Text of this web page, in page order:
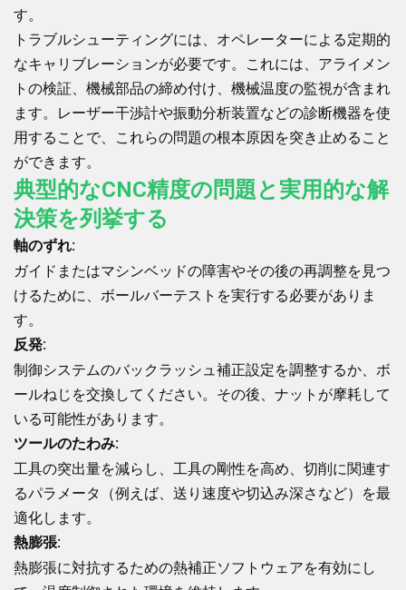
す。
トラブルシューティングには、オペレーターによる定期的
なキャリブレーションが必要です。これには、アライメン
トの検証、機械部品の締め付け、機械温度の監視が含まれ
ます。レーザー干渉計や振動分析装置などの診断機器を使
用することで、これらの問題の根本原因を突き止めること
ができます。
典型的なCNC精度の問題と実用的な解
決策を列挙する
軸のずれ:
ガイドまたはマシンベッドの障害やその後の再調整を見つ
けるために、ボールバーテストを実行する必要がありま
す。
反発:
制御システムのバックラッシュ補正設定を調整するか、ボ
ールねじを交換してください。その後、ナットが摩耗して
いる可能性があります。
ツールのたわみ:
工具の突出量を減らし、工具の剛性を高め、切削に関連す
るパラメータ（例えば、送り速度や切込み深さなど）を最
適化します。
熱膨張:
熱膨張に対抗するための熱補正ソフトウェアを有効にし